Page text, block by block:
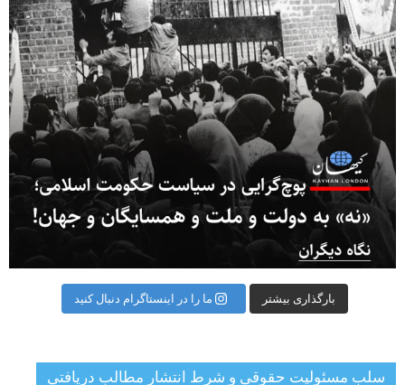
بارگذاری بیشتر ما را در اینستاگرام دنبال کنید
سلب مسئولیت حقوقی و شرط انتشار مطالب دریافتی